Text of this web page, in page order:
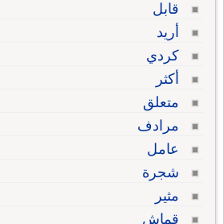
قابل
أريد
كردي
أكثر
متعلق
مرادف
عامل
شجرة
مثير
قماش